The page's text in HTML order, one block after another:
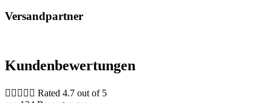
Versandpartner
Kundenbewertungen
     Rated 4.7 out of 5